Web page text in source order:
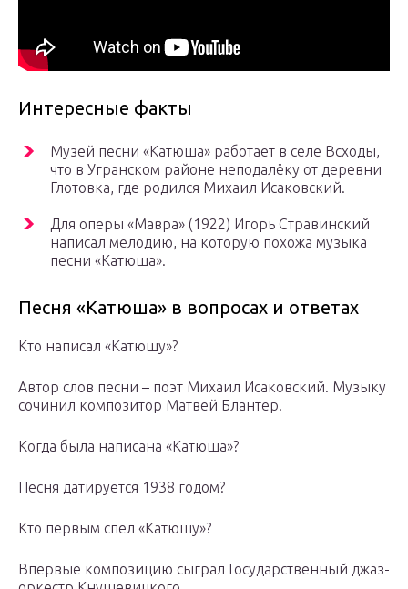
Интересные факты
Музей песни «Катюша» работает в селе Всходы,
что в Угранском районе неподалёку от деревни
Глотовка, где родился Михаил Исаковский.
Для оперы «Мавра» (1922) Игорь Стравинский
написал мелодию, на которую похожа музыка
песни «Катюша».
Песня «Катюша» в вопросах и ответах
Кто написал «Катюшу»?
Автор слов песни – поэт Михаил Исаковский. Музыку
сочинил композитор Матвей Блантер.
Когда была написана «Катюша»?
Песня датируется 1938 годом?
Кто первым спел «Катюшу»?
Впервые композицию сыграл Государственный джаз-